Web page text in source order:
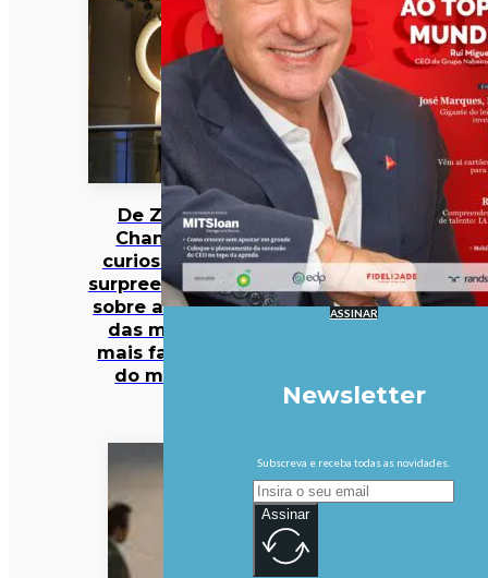
De Zara a
Chanel: 12
curiosidades
surpreendentes
sobre algumas
das marcas
mais famosas
do mundo
ASSINAR
Newsletter
Subscreva e receba todas as novidades.
Assinar